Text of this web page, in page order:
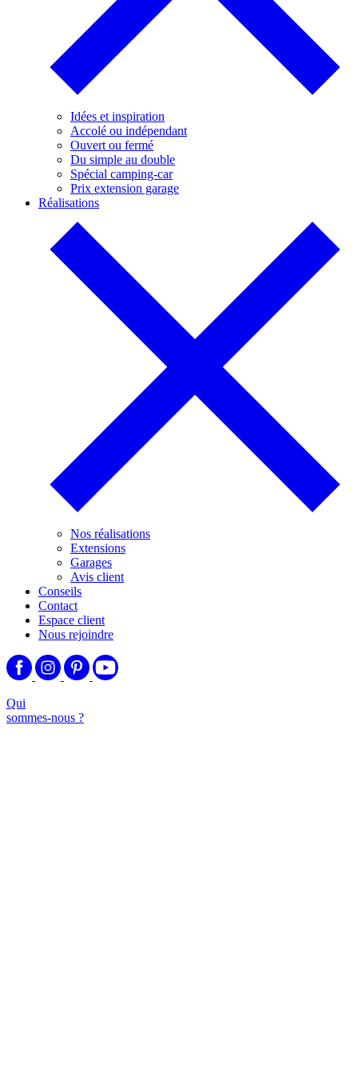
Idées et inspiration
Accolé ou indépendant
Ouvert ou fermé
Du simple au double
Spécial camping-car
Prix extension garage
Réalisations
Nos réalisations
Extensions
Garages
Avis client
Conseils
Contact
Espace client
Nous rejoindre
Qui
sommes-nous ?